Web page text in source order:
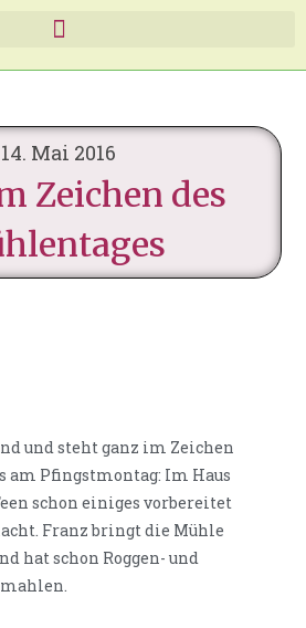
14. Mai 2016
Zeichen des
und steht ganz im Zeichen
am Pfingstmontag: Im Haus
schon einiges vorbereitet
Franz bringt die Mühle
hat schon Roggen- und